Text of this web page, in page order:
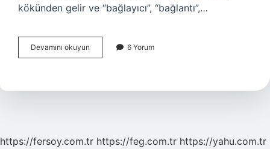
kökünden gelir ve “bağlayıcı”, “bağlantı”,…
Devamını okuyun
Ne
Kültürü
6 Yorum
https://fersoy.com.tr https://feg.com.tr https://yahu.com.tr